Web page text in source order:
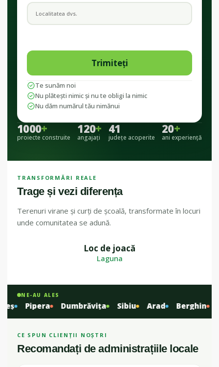
1000+
proiecte construite
120+
angajați
41
județe acoperite
20+
ani experiență
Te sunăm noi
Nu plătești nimic și nu te obligi la nimic
Nu dăm numărul tău nimănui
TRANSFORMĂRI REALE
Trage și vezi diferența
Terenuri virane și curți de școală, transformate în locuri
unde comunitatea se adună.
Loc de joacă
Laguna
NE-AU ALES
Pipera Dumbrăvița Sibiu Arad Berghin
CE SPUN CLIENȚII NOȘTRI
Recomandați de administrațiile locale